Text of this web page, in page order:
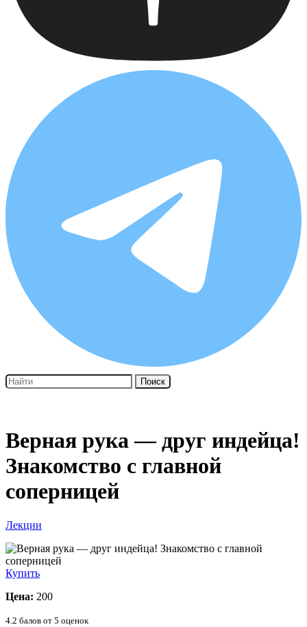
Поиск
Верная рука — друг индейца!
Знакомство с главной
соперницей
Лекции
Купить
Цена: 200
4.2 балов от 5 оценок